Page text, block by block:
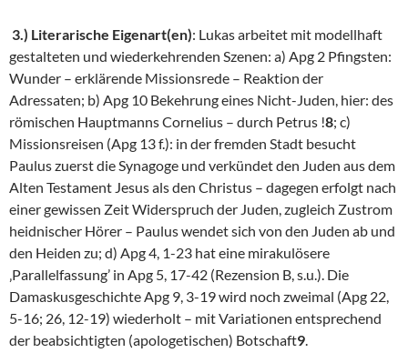
3.) Literarische Eigenart(en): Lukas arbeitet mit modellhaft
gestalteten und wiederkehrenden Szenen: a) Apg 2 Pfingsten:
Wunder – erklärende Missionsrede – Reaktion der
Adressaten; b) Apg 10 Bekehrung eines Nicht-Juden, hier: des
römischen Hauptmanns Cornelius – durch Petrus !8; c)
Missionsreisen (Apg 13 f.): in der fremden Stadt besucht
Paulus zuerst die Synagoge und verkündet den Juden aus dem
Alten Testament Jesus als den Christus – dagegen erfolgt nach
einer gewissen Zeit Widerspruch der Juden, zugleich Zustrom
heidnischer Hörer – Paulus wendet sich von den Juden ab und
den Heiden zu; d) Apg 4, 1-23 hat eine mirakulösere
‚Parallelfassung’ in Apg 5, 17-42 (Rezension B, s.u.). Die
Damaskusgeschichte Apg 9, 3-19 wird noch zweimal (Apg 22,
5-16; 26, 12-19) wiederholt – mit Variationen entsprechend
der beabsichtigten (apologetischen) Botschaft9.